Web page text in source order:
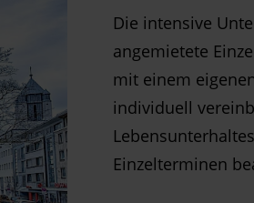
Die intensive
angemietete
mit einem
individuell
Einzelterminen